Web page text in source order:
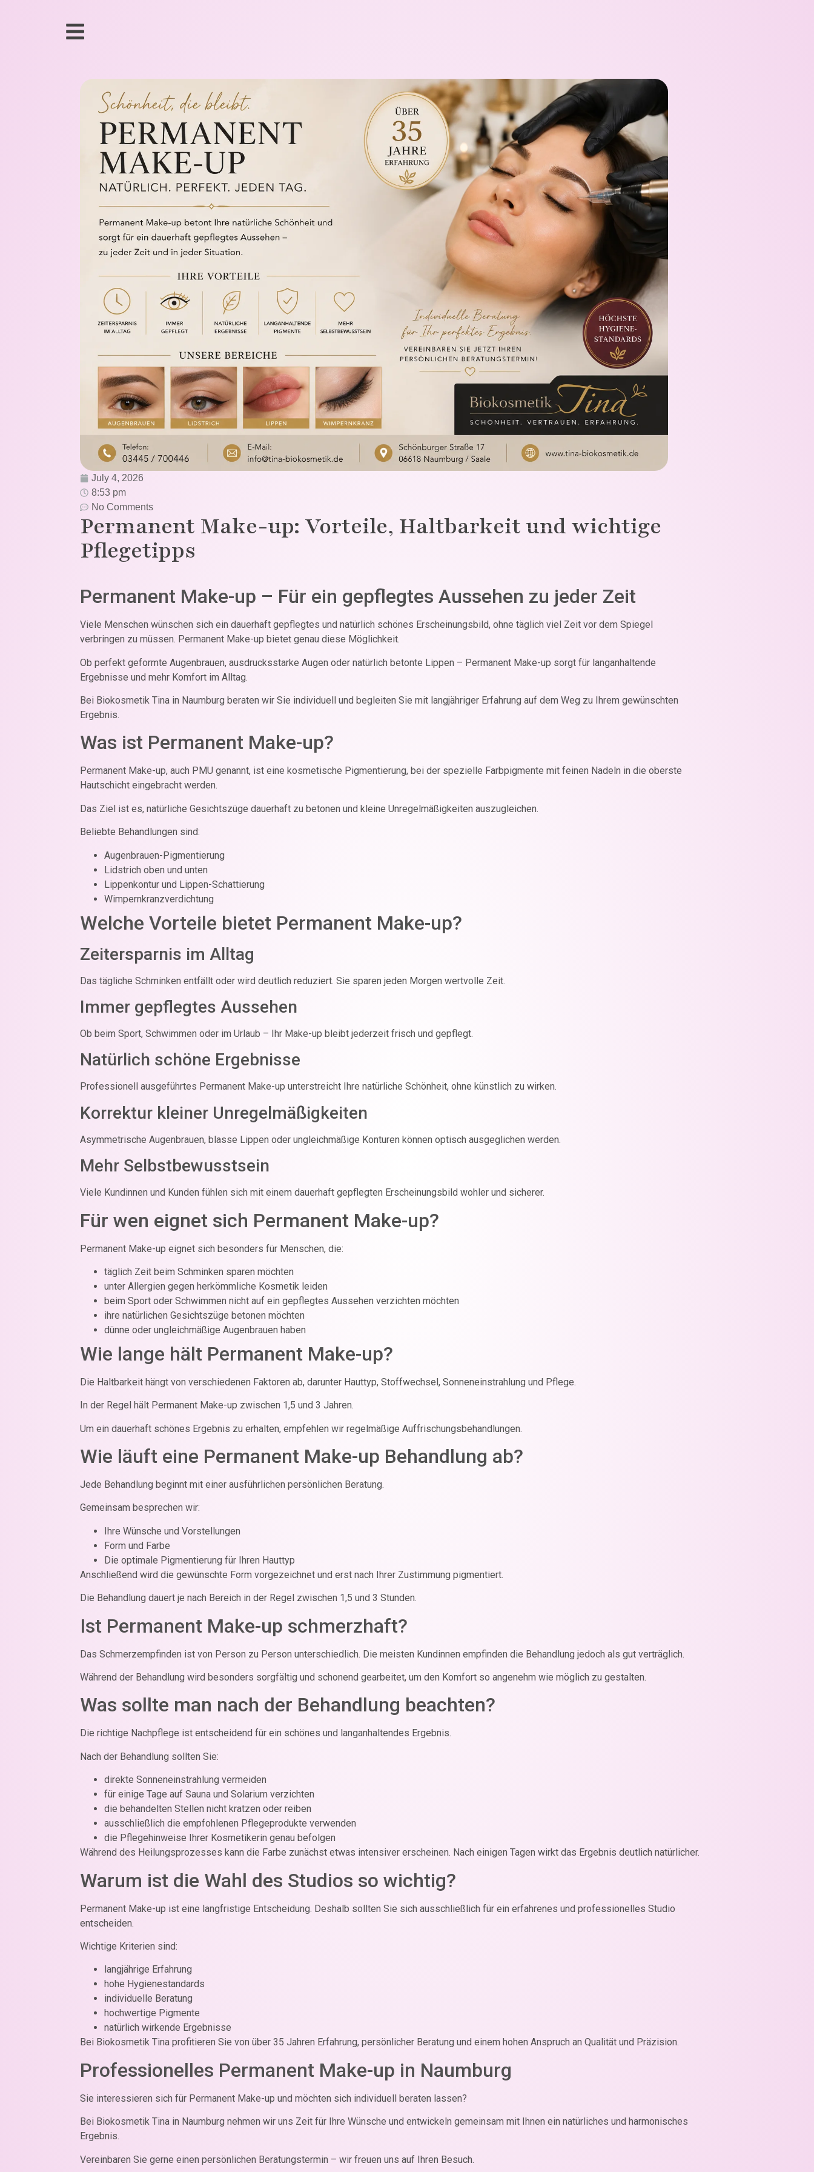
Permanent Make-up – Für ein gepflegtes Aussehen zu jeder Zeit
Viele Menschen wünschen sich ein dauerhaft gepflegtes und natürlich schönes Erscheinungsbild, ohne täglich viel Zeit vor dem Spiegel
verbringen zu müssen. Permanent Make-up bietet genau diese Möglichkeit.
Ob perfekt geformte Augenbrauen, ausdrucksstarke Augen oder natürlich betonte Lippen – Permanent Make-up sorgt für langanhaltende
Ergebnisse und mehr Komfort im Alltag.
Bei Biokosmetik Tina in Naumburg beraten wir Sie individuell und begleiten Sie mit langjähriger Erfahrung auf dem Weg zu Ihrem gewünschten
Ergebnis.
Was ist Permanent Make-up?
Permanent Make-up, auch PMU genannt, ist eine kosmetische Pigmentierung, bei der spezielle Farbpigmente mit feinen Nadeln in die oberste
Hautschicht eingebracht werden.
Das Ziel ist es, natürliche Gesichtszüge dauerhaft zu betonen und kleine Unregelmäßigkeiten auszugleichen.
Beliebte Behandlungen sind:
Augenbrauen-Pigmentierung
Lidstrich oben und unten
Lippenkontur und Lippen-Schattierung
Wimpernkranzverdichtung
Welche Vorteile bietet Permanent Make-up?
Zeitersparnis im Alltag
Das tägliche Schminken entfällt oder wird deutlich reduziert. Sie sparen jeden Morgen wertvolle Zeit.
Immer gepflegtes Aussehen
Ob beim Sport, Schwimmen oder im Urlaub – Ihr Make-up bleibt jederzeit frisch und gepflegt.
Natürlich schöne Ergebnisse
Professionell ausgeführtes Permanent Make-up unterstreicht Ihre natürliche Schönheit, ohne künstlich zu wirken.
Korrektur kleiner Unregelmäßigkeiten
Asymmetrische Augenbrauen, blasse Lippen oder ungleichmäßige Konturen können optisch ausgeglichen werden.
Mehr Selbstbewusstsein
Viele Kundinnen und Kunden fühlen sich mit einem dauerhaft gepflegten Erscheinungsbild wohler und sicherer.
Für wen eignet sich Permanent Make-up?
Permanent Make-up eignet sich besonders für Menschen, die:
täglich Zeit beim Schminken sparen möchten
unter Allergien gegen herkömmliche Kosmetik leiden
beim Sport oder Schwimmen nicht auf ein gepflegtes Aussehen verzichten möchten
ihre natürlichen Gesichtszüge betonen möchten
dünne oder ungleichmäßige Augenbrauen haben
Wie lange hält Permanent Make-up?
Die Haltbarkeit hängt von verschiedenen Faktoren ab, darunter Hauttyp, Stoffwechsel, Sonneneinstrahlung und Pflege.
In der Regel hält Permanent Make-up zwischen 1,5 und 3 Jahren.
Um ein dauerhaft schönes Ergebnis zu erhalten, empfehlen wir regelmäßige Auffrischungsbehandlungen.
Wie läuft eine Permanent Make-up Behandlung ab?
Jede Behandlung beginnt mit einer ausführlichen persönlichen Beratung.
Gemeinsam besprechen wir:
Ihre Wünsche und Vorstellungen
Form und Farbe
Die optimale Pigmentierung für Ihren Hauttyp
Anschließend wird die gewünschte Form vorgezeichnet und erst nach Ihrer Zustimmung pigmentiert.
Die Behandlung dauert je nach Bereich in der Regel zwischen 1,5 und 3 Stunden.
Ist Permanent Make-up schmerzhaft?
Das Schmerzempfinden ist von Person zu Person unterschiedlich. Die meisten Kundinnen empfinden die Behandlung jedoch als gut verträglich.
Während der Behandlung wird besonders sorgfältig und schonend gearbeitet, um den Komfort so angenehm wie möglich zu gestalten.
Was sollte man nach der Behandlung beachten?
Die richtige Nachpflege ist entscheidend für ein schönes und langanhaltendes Ergebnis.
Nach der Behandlung sollten Sie:
direkte Sonneneinstrahlung vermeiden
für einige Tage auf Sauna und Solarium verzichten
die behandelten Stellen nicht kratzen oder reiben
ausschließlich die empfohlenen Pflegeprodukte verwenden
die Pflegehinweise Ihrer Kosmetikerin genau befolgen
Während des Heilungsprozesses kann die Farbe zunächst etwas intensiver erscheinen. Nach einigen Tagen wirkt das Ergebnis deutlich natürlicher.
Warum ist die Wahl des Studios so wichtig?
Permanent Make-up ist eine langfristige Entscheidung. Deshalb sollten Sie sich ausschließlich für ein erfahrenes und professionelles Studio
entscheiden.
Wichtige Kriterien sind:
langjährige Erfahrung
hohe Hygienestandards
individuelle Beratung
hochwertige Pigmente
natürlich wirkende Ergebnisse
Bei Biokosmetik Tina profitieren Sie von über 35 Jahren Erfahrung, persönlicher Beratung und einem hohen Anspruch an Qualität und Präzision.
Professionelles Permanent Make-up in Naumburg
Sie interessieren sich für Permanent Make-up und möchten sich individuell beraten lassen?
Bei Biokosmetik Tina in Naumburg nehmen wir uns Zeit für Ihre Wünsche und entwickeln gemeinsam mit Ihnen ein natürliches und harmonisches
Ergebnis.
Vereinbaren Sie gerne einen persönlichen Beratungstermin – wir freuen uns auf Ihren Besuch.
July 4, 2026
8:53 pm
No Comments
Permanent Make-up: Vorteile, Haltbarkeit und wichtige
Pflegetipps